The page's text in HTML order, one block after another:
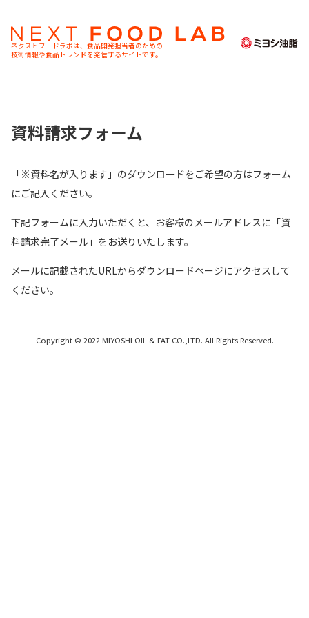
ネクストフードラボは、食品開発担当者のための
技術情報や食品トレンドを発信するサイトです。
資料請求フォーム
「※資料名が入ります 」のダウンロードをご希望の方はフォーム
にご記入ください。
下記フォームに入力いただくと、お客様のメールアドレスに「資
料請求完了メール」をお送りいたします。
メールに記載されたURLからダウンロードページにアクセスして
ください。
Copyright © 2022 MIYOSHI OIL & FAT CO.,LTD. All Rights Reserved.